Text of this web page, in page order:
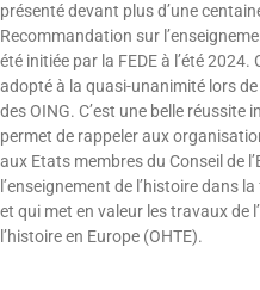
présenté devant plus d’une
Recommandation sur
été initiée par la FEDE à l’été
adopté à la quasi-unanimité lors
des OING. C’est une belle réussite
permet de rappeler aux
aux Etats membres du Conseil de
l’enseignement de l’histoire dans
et qui met en valeur les travaux de
l’histoire en Europe (OHTE).